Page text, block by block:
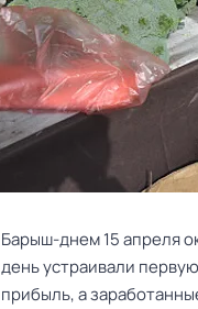
Барыш-днем 15 апреля
день устраивали
прибыль, а